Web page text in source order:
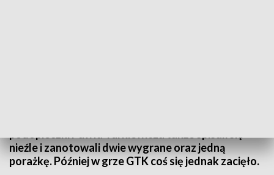
nieźle i zanotowali dwie wygrane oraz jedną
porażkę. Później w grze GTK coś się jednak zacięło.